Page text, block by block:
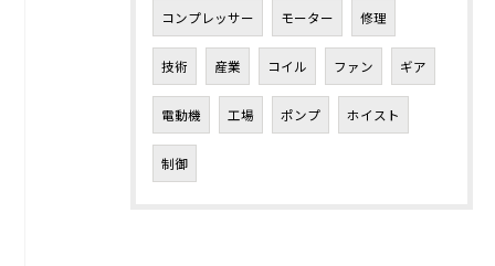
コンプレッサー モーター 修理
技術 産業 コイル ファン ギア
電動機 工場 ポンプ ホイスト
制御